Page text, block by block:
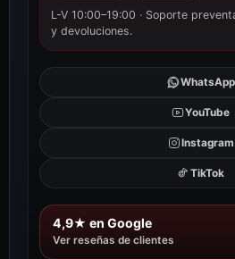
L-V 10:00–19:00 · Soporte
y devoluciones.
WhatsApp
YouTube
Instagram
TikTok
4,9★ en Google
Ver reseñas de clientes